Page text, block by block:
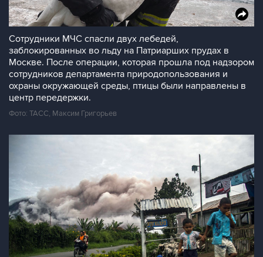
Сотрудники МЧС спасли двух лебедей,
заблокированных во льду на Патриарших прудах в
Москве. После операции, которая прошла под надзором
сотрудников департамента природопользования и
охраны окружающей среды, птицы были направлены в
центр передержки.
Фото: ТАСС, Максим Григорьев